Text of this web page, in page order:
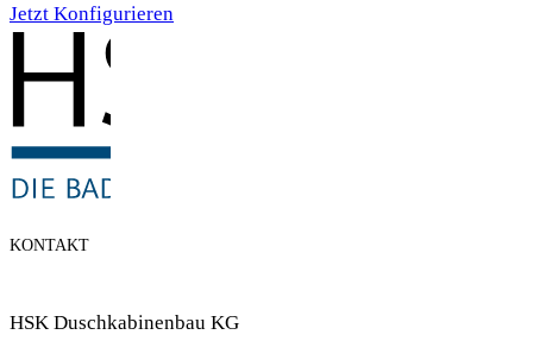
Jetzt Konfigurieren
KONTAKT
HSK Duschkabinenbau KG